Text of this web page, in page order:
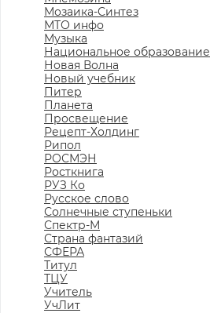
Мозаика-Синтез
МТО инфо
Музыка
Национальное образование
Новая Волна
Новый учебник
Питер
Планета
Просвещение
Рецепт-Холдинг
Рипол
РОСМЭН
Росткнига
РУЗ Ко
Русское слово
Солнечные ступеньки
Спектр-М
Страна фантазий
СФЕРА
Титул
ТЦУ
Учитель
УчЛит